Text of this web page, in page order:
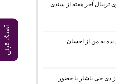
آهنگ قبلی
تریبال آخر هفته از سندی
بده به من از احسان
آهنگ ریمیکس زلزله 5 از دی جی یاشار با حضور